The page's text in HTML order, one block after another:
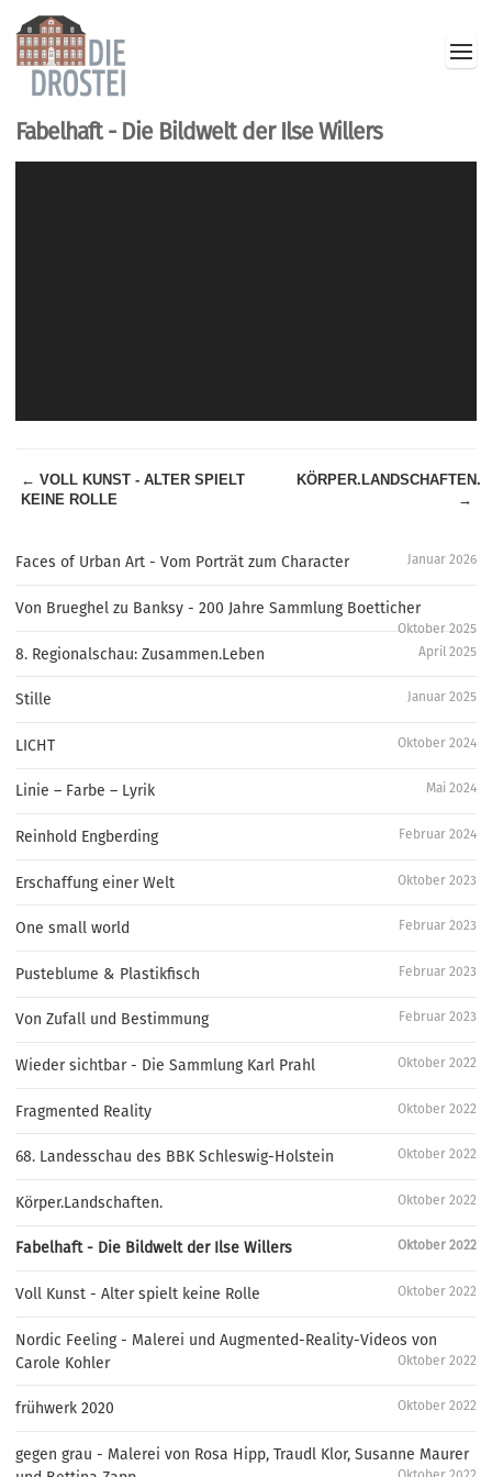
Fabelhaft - Die Bildwelt der Ilse Willers
← VOLL KUNST - ALTER SPIELT
KEINE ROLLE
KÖRPER.LANDSCHAFTEN.
→
Faces of Urban Art - Vom Porträt zum Character Januar 2026
Von Brueghel zu Banksy - 200 Jahre Sammlung Boetticher
Oktober 2025
8. Regionalschau: Zusammen.Leben April 2025
Stille Januar 2025
LICHT Oktober 2024
Linie – Farbe – Lyrik Mai 2024
Reinhold Engberding Februar 2024
Erschaffung einer Welt Oktober 2023
One small world Februar 2023
Pusteblume & Plastikfisch Februar 2023
Von Zufall und Bestimmung Februar 2023
Wieder sichtbar - Die Sammlung Karl Prahl Oktober 2022
Fragmented Reality Oktober 2022
68. Landesschau des BBK Schleswig-Holstein Oktober 2022
Körper.Landschaften. Oktober 2022
Fabelhaft - Die Bildwelt der Ilse Willers Oktober 2022
Voll Kunst - Alter spielt keine Rolle Oktober 2022
Nordic Feeling - Malerei und Augmented-Reality-Videos von
Carole Kohler
Oktober 2022
frühwerk 2020 Oktober 2022
gegen grau - Malerei von Rosa Hipp, Traudl Klor, Susanne Maurer